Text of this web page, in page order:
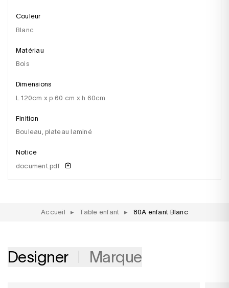
Couleur
blanc
Matériau
bois
Dimensions
l 120cm x p 60 cm x h 60cm
Finition
bouleau, plateau laminé
Notice
document.pdf
Accueil ▸ Table enfant ▸ 80A enfant Blanc
Designer Marque